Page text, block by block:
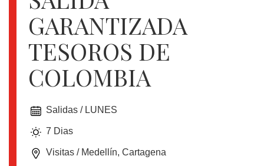
DOLAR
OFERTAS
EUROPA
GARANTIZADA
TESOROS DE
COLOMBIA
Salidas / LUNES
7 Dias
Visitas / Medellín, Cartagena